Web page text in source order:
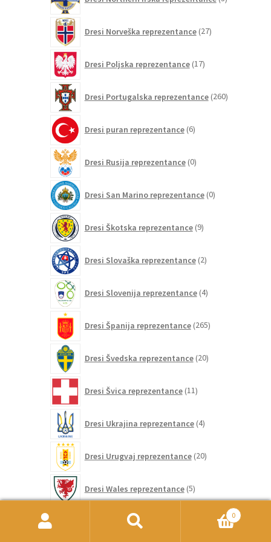
izdelki
Dresi Norveška reprezentance 27izdelkov
Dresi Poljska reprezentance 17izdelkov
Dresi Portugalska reprezentance 260izdelkov
Dresi puran reprezentance 6izdelkov
Dresi Rusija reprezentance 0izdelkov
Dresi San Marino reprezentance 0izdelkov
Dresi Škotska reprezentance 9izdelkov
Dresi Slovaška reprezentance 2izdelka
Dresi Slovenija reprezentance 4izdelki
Dresi Španija reprezentance 265izdelkov
Dresi Švedska reprezentance 20izdelkov
Dresi Švica reprezentance 11izdelkov
Dresi Ukrajina reprezentance 4izdelki
Dresi Urugvaj reprezentance 20izdelkov
Dresi Wales reprezentance 5izdelkov
Dresi Združene države reprezentance 86
86
izdelkov
0